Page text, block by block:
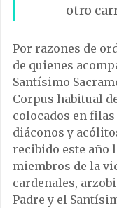
otro
Por razones de
de quienes
Santísimo
Corpus habitual
colocados en
diáconos y
recibido este año
miembros de la
cardenales,
Padre y el